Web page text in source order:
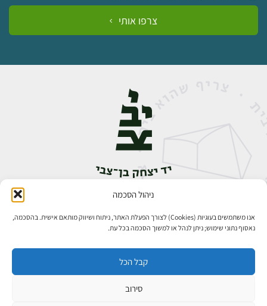
ניהול הסכמה
אנו משתמשים בעוגיות (Cookies) לצורך הפעלת האתר, ניתוח ושיווק מותאם אישית. בהסכמה,
נאסוף נתוני שימוש; ניתן לנהל או למשוך הסכמה בכל עת.
קבל הכל
סירוב
צרפו אותי
אבן גבירול 14, רחביה, ירושלים